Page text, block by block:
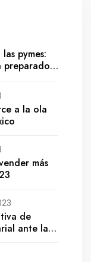
pymes:
preparado
a la ola
más
de
ante la